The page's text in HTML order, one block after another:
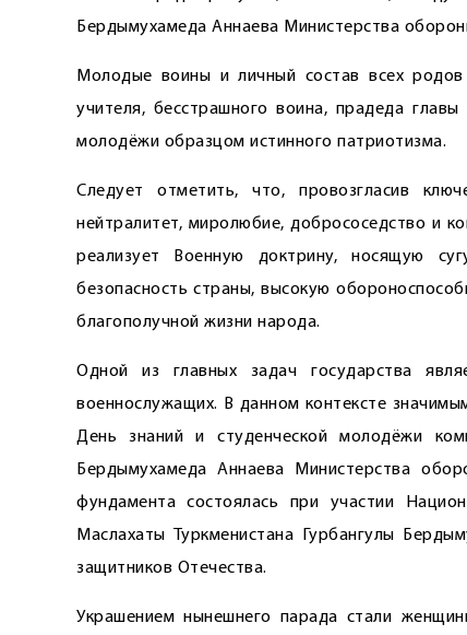
Бердымухамеда Аннаева Министерства
Молодые воины и личный состав всех
учителя, бесстрашного воина, прадеда
молодёжи образцом истинного патриотизма.
Следует отметить, что, провозгласив
нейтралитет, миролюбие, добрососедство и
реализует Военную доктрину, носящую
безопасность страны, высокую
благополучной жизни народа.
Одной из главных задач государства
военнослужащих. В данном контексте
День знаний и студенческой молодёжи
Бердымухамеда Аннаева Министерства
фундамента состоялась при участии
Маслахаты Туркменистана Гурбангулы
защитников Отечества.
Украшением нынешнего парада стали